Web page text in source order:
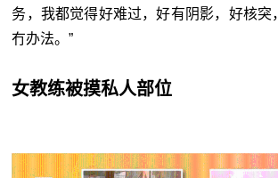
务，我都觉得好难过，好有阴影，好核突
冇办法。”
女教练被摸私人部位